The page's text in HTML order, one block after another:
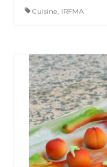
Cuisine, IRFMA